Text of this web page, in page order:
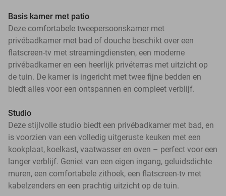
Basis kamer met patio
Deze comfortabele tweepersoonskamer met
privébadkamer met bad of douche beschikt over een
flatscreen-tv met streamingdiensten, een moderne
privébadkamer en een heerlijk privéterras met uitzicht op
de tuin. De kamer is ingericht met twee fijne bedden en
biedt alles voor een ontspannen en compleet verblijf.
Studio
Deze stijlvolle studio biedt een privébadkamer met bad, en
is voorzien van een volledig uitgeruste keuken met een
kookplaat, koelkast, vaatwasser en oven – perfect voor een
langer verblijf. Geniet van een eigen ingang, geluidsdichte
muren, een comfortabele zithoek, een flatscreen-tv met
kabelzenders en een prachtig uitzicht op de tuin.